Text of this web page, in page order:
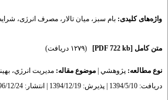
واژه‌های کلیدی: بام سبز ، میان تالار ، مصرف انرژی،
متن کامل [PDF 722 kb] (۱۲۷۹ دریافت)
نوع مطالعه: پژوهشي موضوع مقاله: مديريت انرژي،
دریافت: 1394/5/10 | پذیرش: 1394/12/19 | انتشار: 1396/12/24